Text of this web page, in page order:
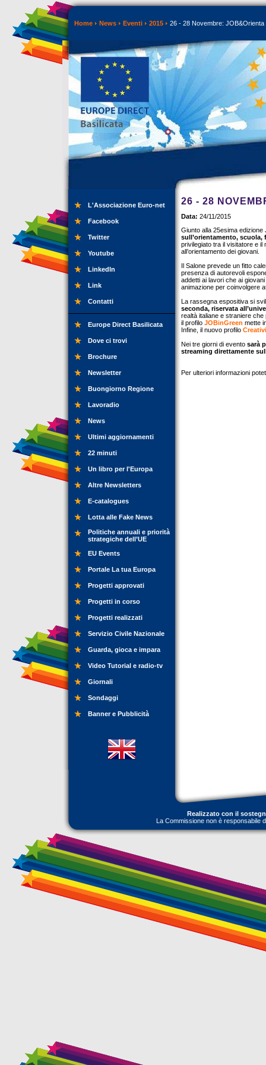
Home News Eventi 2015 26 - 28 Novembre: JOB&Orienta
L'Associazione Euro-net
Facebook
Twitter
Youtube
LinkedIn
Link
Contatti
Europe Direct Basilicata
Dove ci trovi
Brochure
Newsletter
Buongiorno Regione
Lavoradio
News
Ultimi aggiornamenti
22 minuti
Un libro per l'Europa
Altre Newsletters
E-catalogues
Lotta alle Fake News
Politiche annuali e priorità
strategiche dell’UE
EU Events
Portale La tua Europa
Progetti approvati
Progetti in corso
Progetti realizzati
Servizio Civile Nazionale
Guarda, gioca e impara
Video Tutorial e radio-tv
Giornali
Sondaggi
Banner e Pubblicità
26 - 28
Data: 24/11/2015
Giunto alla 25esima
sull’orientamento, scuola,
privilegiato tra il visitatore e il
all’orientamento dei giovani.
Il Salone prevede un fitto
presenza di autorevoli
addetti ai lavori che ai
animazione per coinvolgere
La rassegna espositiva si
seconda, riservata
realtà italiane e straniere
il profilo JOBinGreen mette
Infine, il nuovo profilo
Nei tre giorni di evento sarà
streaming direttamente
Per ulteriori informazioni
Realizzato con il
La Commissione non è responsabile